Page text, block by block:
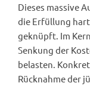
Dieses massive
die Erfüllung
geknüpft. Im
Senkung der
belasten.
Rücknahme der